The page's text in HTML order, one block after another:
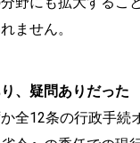
ません。
、疑問ありだった
全12条の行政手続